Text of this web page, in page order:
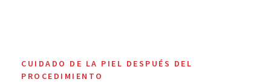
CUIDADO DE LA PIEL DESPUÉS DEL
PROCEDIMIENTO